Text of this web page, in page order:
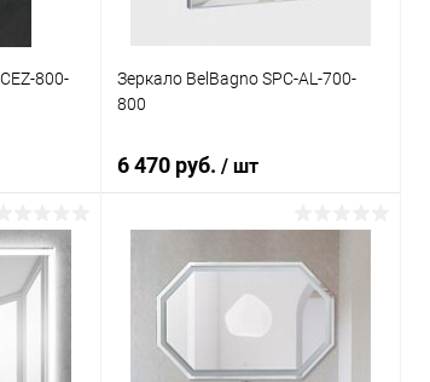
800-
Зеркало BelBagno SPC-AL-700-
800
6 470 руб./ шт
В корзину
Купить в 1 клик
В избранное Под заказ